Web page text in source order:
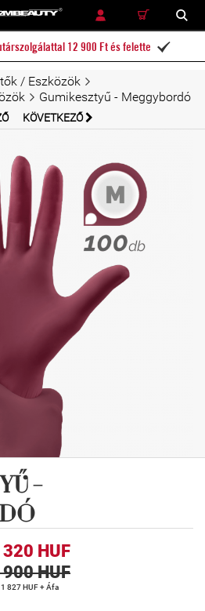
RÉSZLETES KERESÉS KERESÉS
12 900 Ft és felette 
/ Eszközök
Gumikesztyű - Meggybordó
KÖVETKEZŐ
-
HUF
HUF
1 827 HUF + Áfa